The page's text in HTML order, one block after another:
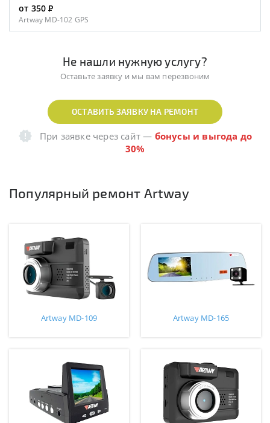
от 350Р
Artway MD-102 GPS
Не нашли нужную услугу?
Оставьте заявку и мы вам перезвоним
ОСТАВИТЬ ЗАЯВКУ НА РЕМОНТ
При заявке через сайт— бонусы и выгода до
30%
Популярный ремонт Artway
Artway MD-109 Artway MD-165